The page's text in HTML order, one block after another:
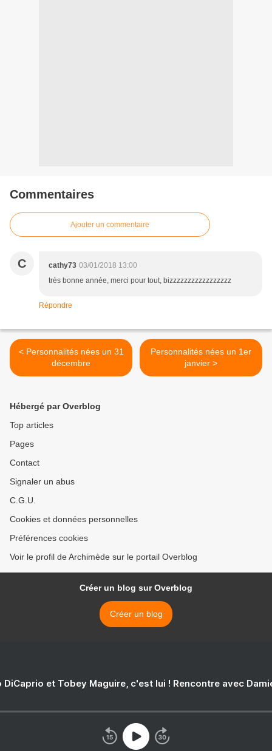
Commentaires
Ajouter un commentaire
C cathy73 03/01/2018 13:00
très bonne année, merci pour tout, bizzzzzzzzzzzzzzzzz
Répondre
< Personnalités nées un 31
décembre
Personnalités nées un 1er
janvier >
Hébergé par Overblog
Top articles
Pages
Contact
Signaler un abus
C.G.U.
Cookies et données personnelles
Préférences cookies
Voir le profil de Archimède sur le portail Overblog
Créer un blog sur Overblog
Créer un blog
DiCaprio et Tobey Maguire, c'est lui ! Rencontre avec